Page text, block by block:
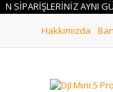
AYNI GÜN
Hakkımızda